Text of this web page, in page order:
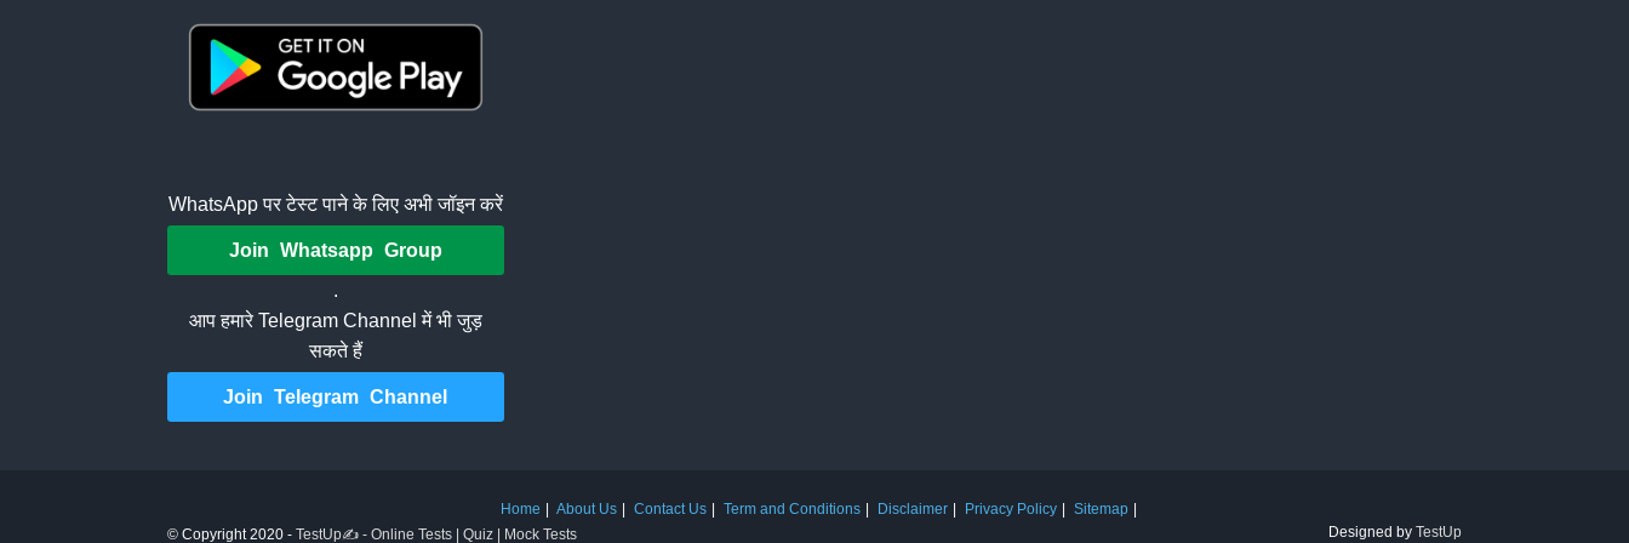
WhatsApp पर टेस्ट पाने के लिए अभी जॉइन करें
Join Whatsapp Group
.
आप हमारे Telegram Channel में भी जुड़
सकते हैं
Join Telegram Channel
Home About Us Contact Us Term and Conditions Disclaimer Privacy Policy
Sitemap
© Copyright 2020 - TestUp✍️ - Online Tests | Quiz | Mock Tests Designed by TestUp